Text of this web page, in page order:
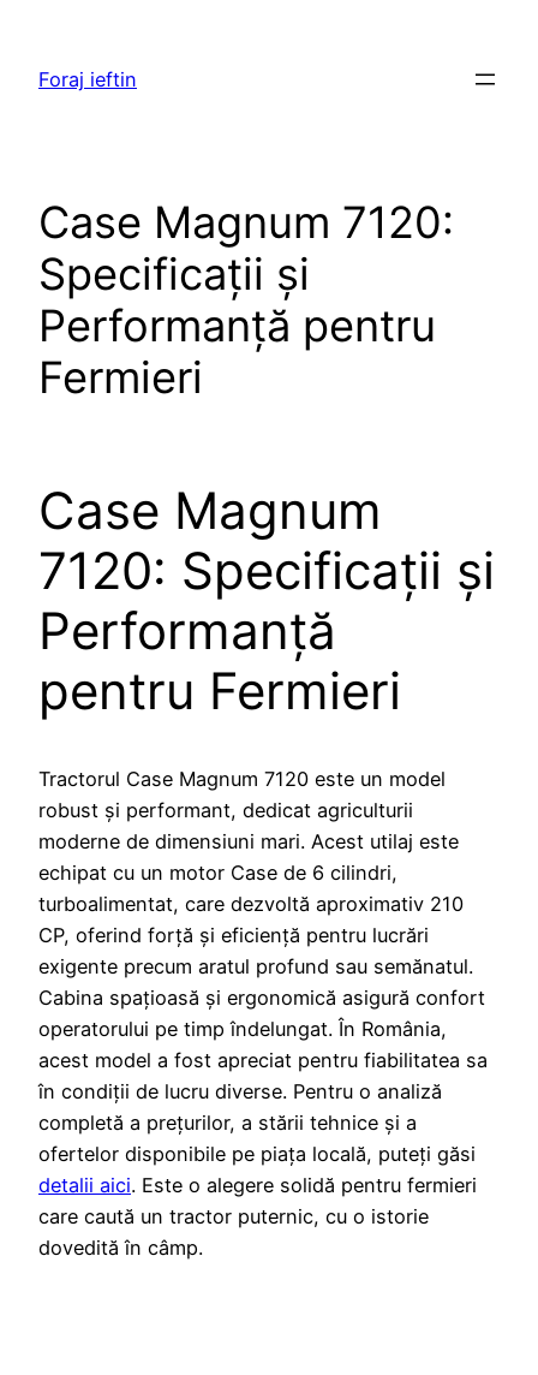
content
Foraj ieftin
Case Magnum 7120:
Specificații și
Performanță pentru
Fermieri
Case Magnum
7120: Specificații și
Performanță
pentru Fermieri
Tractorul Case Magnum 7120 este un model
robust și performant, dedicat agriculturii
moderne de dimensiuni mari. Acest utilaj este
echipat cu un motor Case de 6 cilindri,
turboalimentat, care dezvoltă aproximativ 210
CP, oferind forță și eficiență pentru lucrări
exigente precum aratul profund sau semănatul.
Cabina spațioasă și ergonomică asigură confort
operatorului pe timp îndelungat. În România,
acest model a fost apreciat pentru fiabilitatea sa
în condiții de lucru diverse. Pentru o analiză
completă a prețurilor, a stării tehnice și a
ofertelor disponibile pe piața locală, puteți găsi
detalii aici. Este o alegere solidă pentru fermieri
care caută un tractor puternic, cu o istorie
dovedită în câmp.